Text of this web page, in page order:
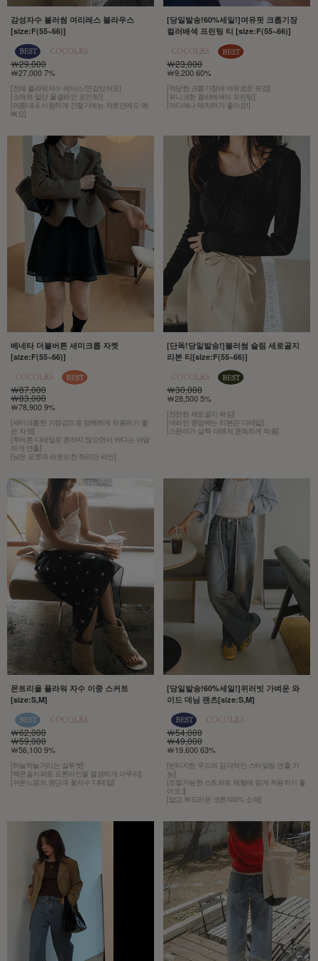
감성자수 블러썸 여리레스 블라우스
[size:F(55~66)]
￦29,000
￦27,000 7%
[전체 플라워자수 레이스/안감있어요]
[소매와 밑단 물결라인 포인트!]
[여름내내 시원하게 간절기에는 쟈켓안에도 예
뻐요]
[당일발송!60%세일!]여유핏 크롭기장
컬러배색 프린팅 티 [size:F(55~66)]
￦23,000
￦9,200 60%
[적당한 크롭기장에 여유로운 핏감]
[유니크한 컬러배색의 프린팅]
[어디에나 매치하기 좋아요!]
베네타 더블버튼 세미크롭 자켓
[size:F(55~66)]
￦87,000
￦83,000
￦78,900 9%
[세미크롭한 기장감으로 담백하게 착용하기 좋
은 자켓]
[투버튼 디테일로 흔하지 않으면서 바디는 아담
하게 연출]
[낮은 포켓과 라운드한 허리단 라인]
[단독!당일발송!]블러썸 슬림 세로골지
리본 티[size:F(55~66)]
￦30,000
￦28,500 5%
[잔잔한 세로골지 짜임]
[넥라인 중앙에는 리본끈 디테일]
[스판끼가 살짝 더해져 쫀득하게 착용]
몬트리올 플라워 자수 이중 스커트
[size:S,M]
￦62,000
￦59,000
￦56,100 9%
[하늘하늘거리는 실루엣]
[백콘솔지퍼로 프론라인을 깔끔하게 마무리]
[쉬폰느낌의 원단과 꽃자수 디테일]
[당일발송!60%세일!]위러빗 가벼운 와
이드 데님 팬츠[size:S,M]
￦54,000
￦49,000
￦19,600 63%
[빈티지한 무드의 감각적인 스타일링 연출 가
능]
[조절가능한 스토퍼로 체형에 맞게 착용하기 좋
아요:)]
[얇고 부드러운 코튼100% 소재]